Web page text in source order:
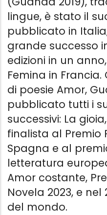
lingue, è stato il
pubblicato in
grande successo
edizioni in un
Femina in
di poesie Amor,
pubblicato tutti i
successivi: La
finalista al Premio
Spagna e al
letteratura
Amor costante,
Novela 2023, e
del mondo.